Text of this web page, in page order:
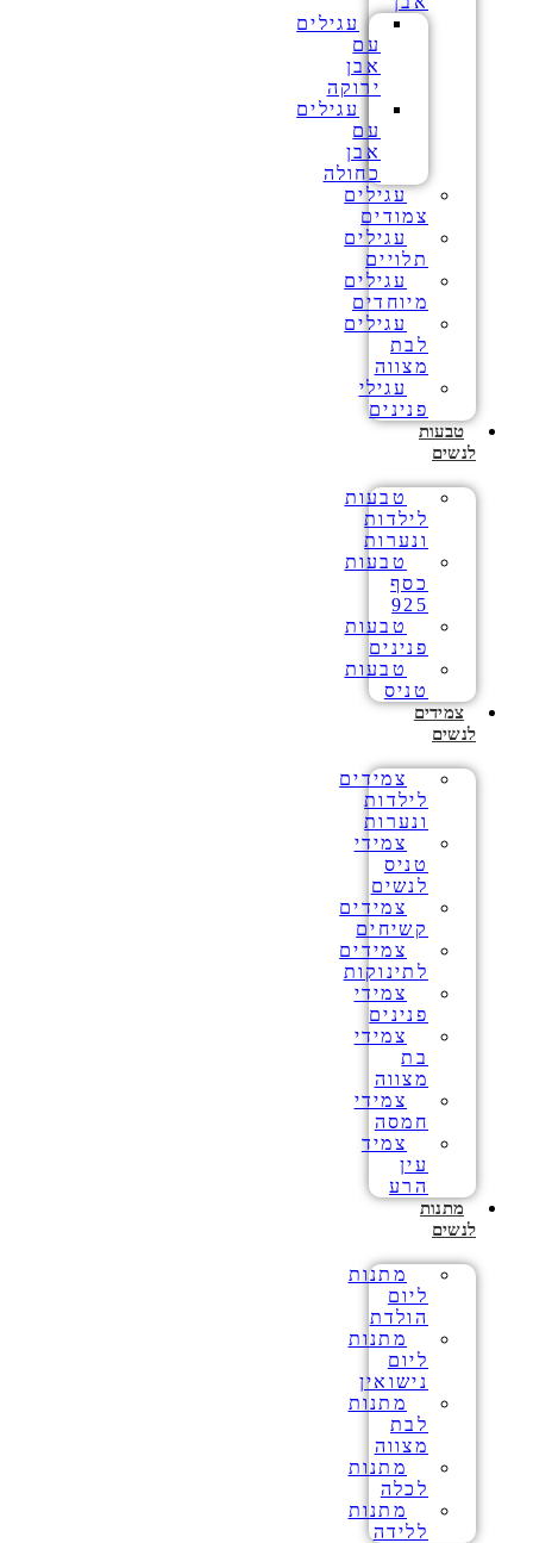
עגילים
עם
אבן
ירוקה
עגילים
עם
אבן
כחולה
עגילים
צמודים
עגילים
תלויים
עגילים
מיוחדים
עגילים
לבת
מצווה
עגילי
פנינים
טבעות
לנשים
טבעות
לילדות
ונערות
טבעות
כסף
925
טבעות
פנינים
טבעות
טניס
צמידים
לנשים
צמידים
לילדות
ונערות
צמידי
טניס
לנשים
צמידים
קשיחים
צמידים
לתינוקות
צמידי
פנינים
צמידי
בת
מצווה
צמידי
חמסה
צמיד
עין
הרע
מתנות
לנשים
מתנות
ליום
הולדת
מתנות
ליום
נישואין
מתנות
לבת
מצווה
מתנות
לכלה
מתנות
ללידה